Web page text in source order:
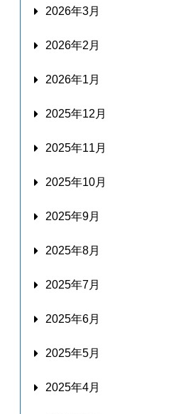
2026年3月
2026年2月
2026年1月
2025年12月
2025年11月
2025年10月
2025年9月
2025年8月
2025年7月
2025年6月
2025年5月
2025年4月